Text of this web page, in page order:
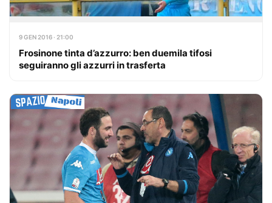
9 GEN 2016 · 21:00
Frosinone tinta d’azzurro: ben duemila tifosi
seguiranno gli azzurri in trasferta